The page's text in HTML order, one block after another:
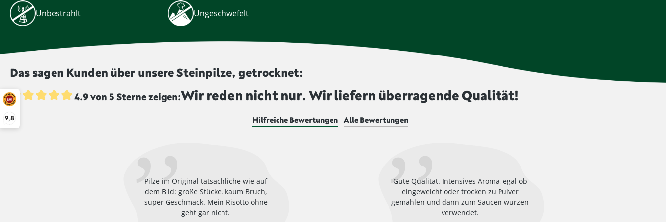
9,8
Unbestrahlt Ungeschwefelt
Das sagen Kunden über unsere Steinpilze, getrocknet:
Durchschnittliche Bewertung von 4.9 von 5 Sternen
4.9 von 5 Sterne zeigen:Wir reden nicht nur. Wir liefern überragende Qualität!
Hilfreiche Bewertungen Alle Bewertungen
Pilze im Original tatsächliche wie auf
dem Bild: große Stücke, kaum Bruch,
super Geschmack. Mein Risotto ohne
geht gar nicht.
Gute Qualität. Intensives Aroma, egal ob
eingeweicht oder trocken zu Pulver
gemahlen und dann zum Saucen würzen
verwendet.